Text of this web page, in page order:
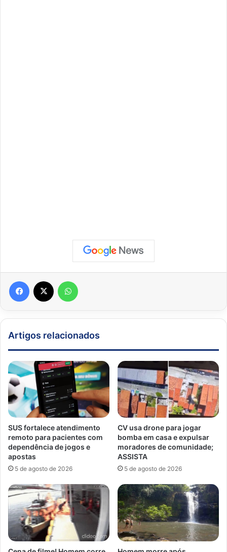
Artigos relacionados
SUS fortalece atendimento
remoto para pacientes com
dependência de jogos e
apostas
5 de agosto de 2026
CV usa drone para jogar
bomba em casa e expulsar
moradores de comunidade;
ASSISTA
5 de agosto de 2026